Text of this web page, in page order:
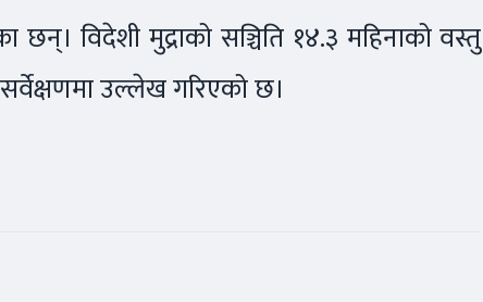
विदेशी मुद्राको सञ्चिति १४.३ महिनाको वस्तु
उल्लेख गरिएको छ।